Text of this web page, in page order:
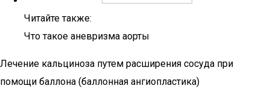
Читайте также:
Что такое аневризма аорты
Лечение кальциноза путем расширения сосуда при
помощи баллона (баллонная ангиопластика)